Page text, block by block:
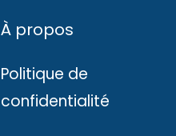
À propos
Politique de
confidentialité